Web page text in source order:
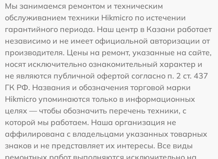
Мы занимаемся ремонтом и техническим
обслуживанием техники Hikmicro по истечении
гарантийного периода. Наш центр в Казани работает
независимо и не имеет официальной авторизации от
производителя. Цены на ремонт, указанные на сайте,
носят исключительно ознакомительный характер и
не являются публичной офертой согласно п. 2 ст. 437
ГК РФ. Названия и обозначения торговой марки
Hikmicro упоминаются только в информационных
целях — чтобы обозначить перечень техники, с
которой мы работаем. Наша организация не
аффилирована с владельцами указанных товарных
знаков и не представляет их интересы. Все виды
ремонтных работ выполняются исключительно на